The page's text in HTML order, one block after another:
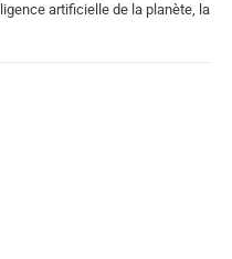
artificielle de la planète, la